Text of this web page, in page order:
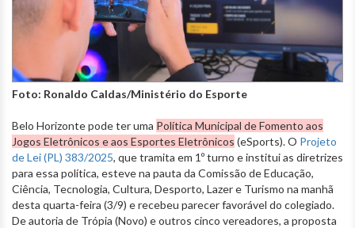
Foto: Ronaldo Caldas/Ministério do Esporte
Belo Horizonte pode ter uma Política Municipal de Fomento aos
Jogos Eletrônicos e aos Esportes Eletrônicos (eSports). O Projeto
de Lei (PL) 383/2025, que tramita em 1º turno e institui as diretrizes
para essa política, esteve na pauta da Comissão de Educação,
Ciência, Tecnologia, Cultura, Desporto, Lazer e Turismo na manhã
desta quarta-feira (3/9) e recebeu parecer favorável do colegiado.
De autoria de Trópia (Novo) e outros cinco vereadores, a proposta